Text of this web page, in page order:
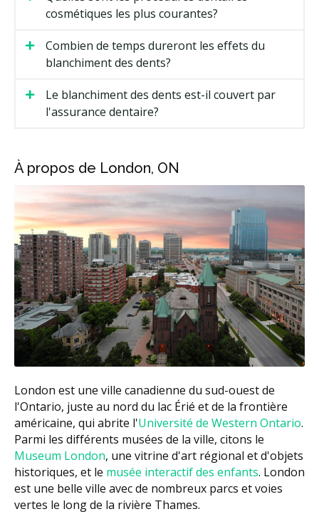
cosmétiques les plus courantes?
Combien de temps dureront les effets du
blanchiment des dents?
Le blanchiment des dents est-il couvert par
l'assurance dentaire?
À propos de London, ON
London est une ville canadienne du sud-ouest de
l'Ontario, juste au nord du lac Érié et de la frontière
américaine, qui abrite l'Université de Western Ontario.
Parmi les différents musées de la ville, citons le
Museum London, une vitrine d'art régional et d'objets
historiques, et le musée interactif des enfants. London
est une belle ville avec de nombreux parcs et voies
vertes le long de la rivière Thames.